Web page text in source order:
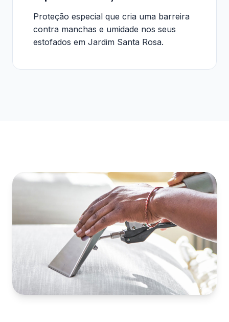
Proteção especial que cria uma barreira
contra manchas e umidade nos seus
estofados em Jardim Santa Rosa.